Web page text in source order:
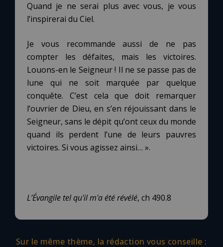
Quand je ne serai plus avec vous, je vous
l’inspirerai du Ciel.
Je vous recommande aussi de ne pas
compter les défaites, mais les victoires.
Louons-en le Seigneur ! Il ne se passe pas de
lune qui ne soit marquée par quelque
conquête. C’est cela que doit remarquer
l’ouvrier de Dieu, en s’en réjouissant dans le
Seigneur, sans le dépit qu’ont ceux du monde
quand ils perdent l’une de leurs pauvres
victoires. Si vous agissez ainsi… ».
L’Évangile tel qu'il m'a été révélé, ch 490.8
Sur le même thème, la rédaction vous conseille :